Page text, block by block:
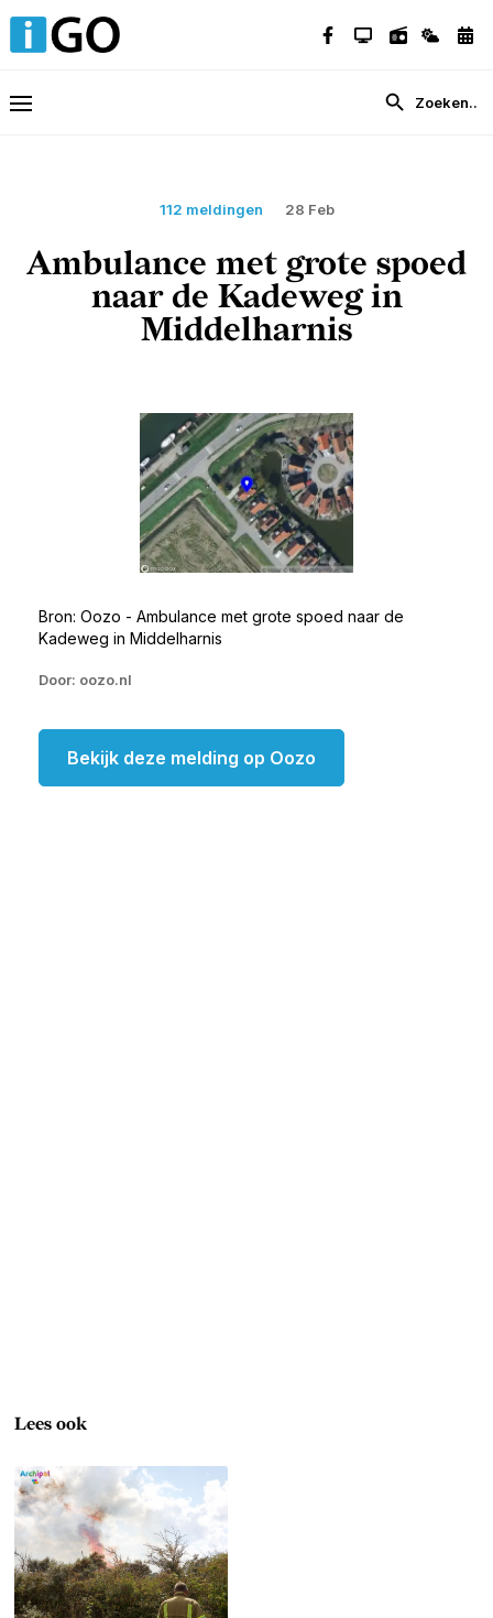
112 meldingen 28 Feb
Ambulance met grote spoed
naar de Kadeweg in
Middelharnis
Bron: Oozo - Ambulance met grote spoed naar de
Kadeweg in Middelharnis
Door: oozo.nl
Bekijk deze melding op Oozo
Lees ook